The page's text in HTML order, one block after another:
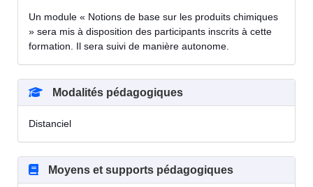
Un module « Notions de base sur les produits chimiques
» sera mis à disposition des participants inscrits à cette
formation. Il sera suivi de manière autonome.
Modalités pédagogiques
Distanciel
Moyens et supports pédagogiques